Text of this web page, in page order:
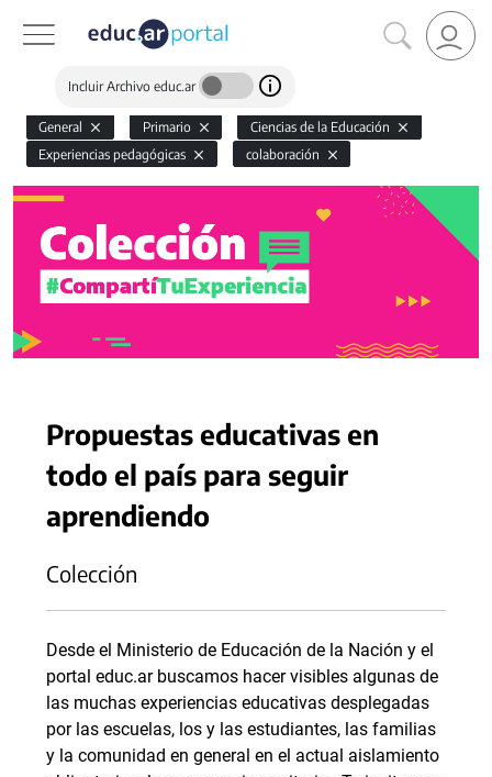
Incluir Archivo educ.ar
General Primario
Ciencias de la Educación
Experiencias pedagógicas
colaboración
Propuestas educativas en
todo el país para seguir
aprendiendo
Colección
Desde el Ministerio de Educación de la Nación y el
portal educ.ar buscamos hacer visibles algunas de
las muchas experiencias educativas desplegadas
por las escuelas, los y las estudiantes, las familias
y la comunidad en general en el actual aislamiento